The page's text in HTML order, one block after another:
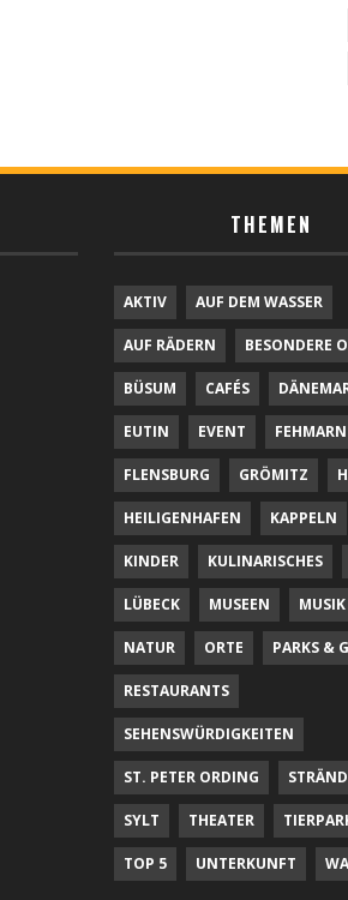
THEMEN
AKTIV AUF DEM WASSER
AUF RÄDERN BESONDERE
BÜSUM CAFÉS
EUTIN EVENT FEHMARN
FLENSBURG GRÖMITZ
HEILIGENHAFEN KAPPELN
KINDER KULINARISCHES
LÜBECK MUSEEN MUSIK
NATUR ORTE PARKS &
RESTAURANTS
SEHENSWÜRDIGKEITEN
ST. PETER ORDING
SYLT THEATER
TOP 5 UNTERKUNFT